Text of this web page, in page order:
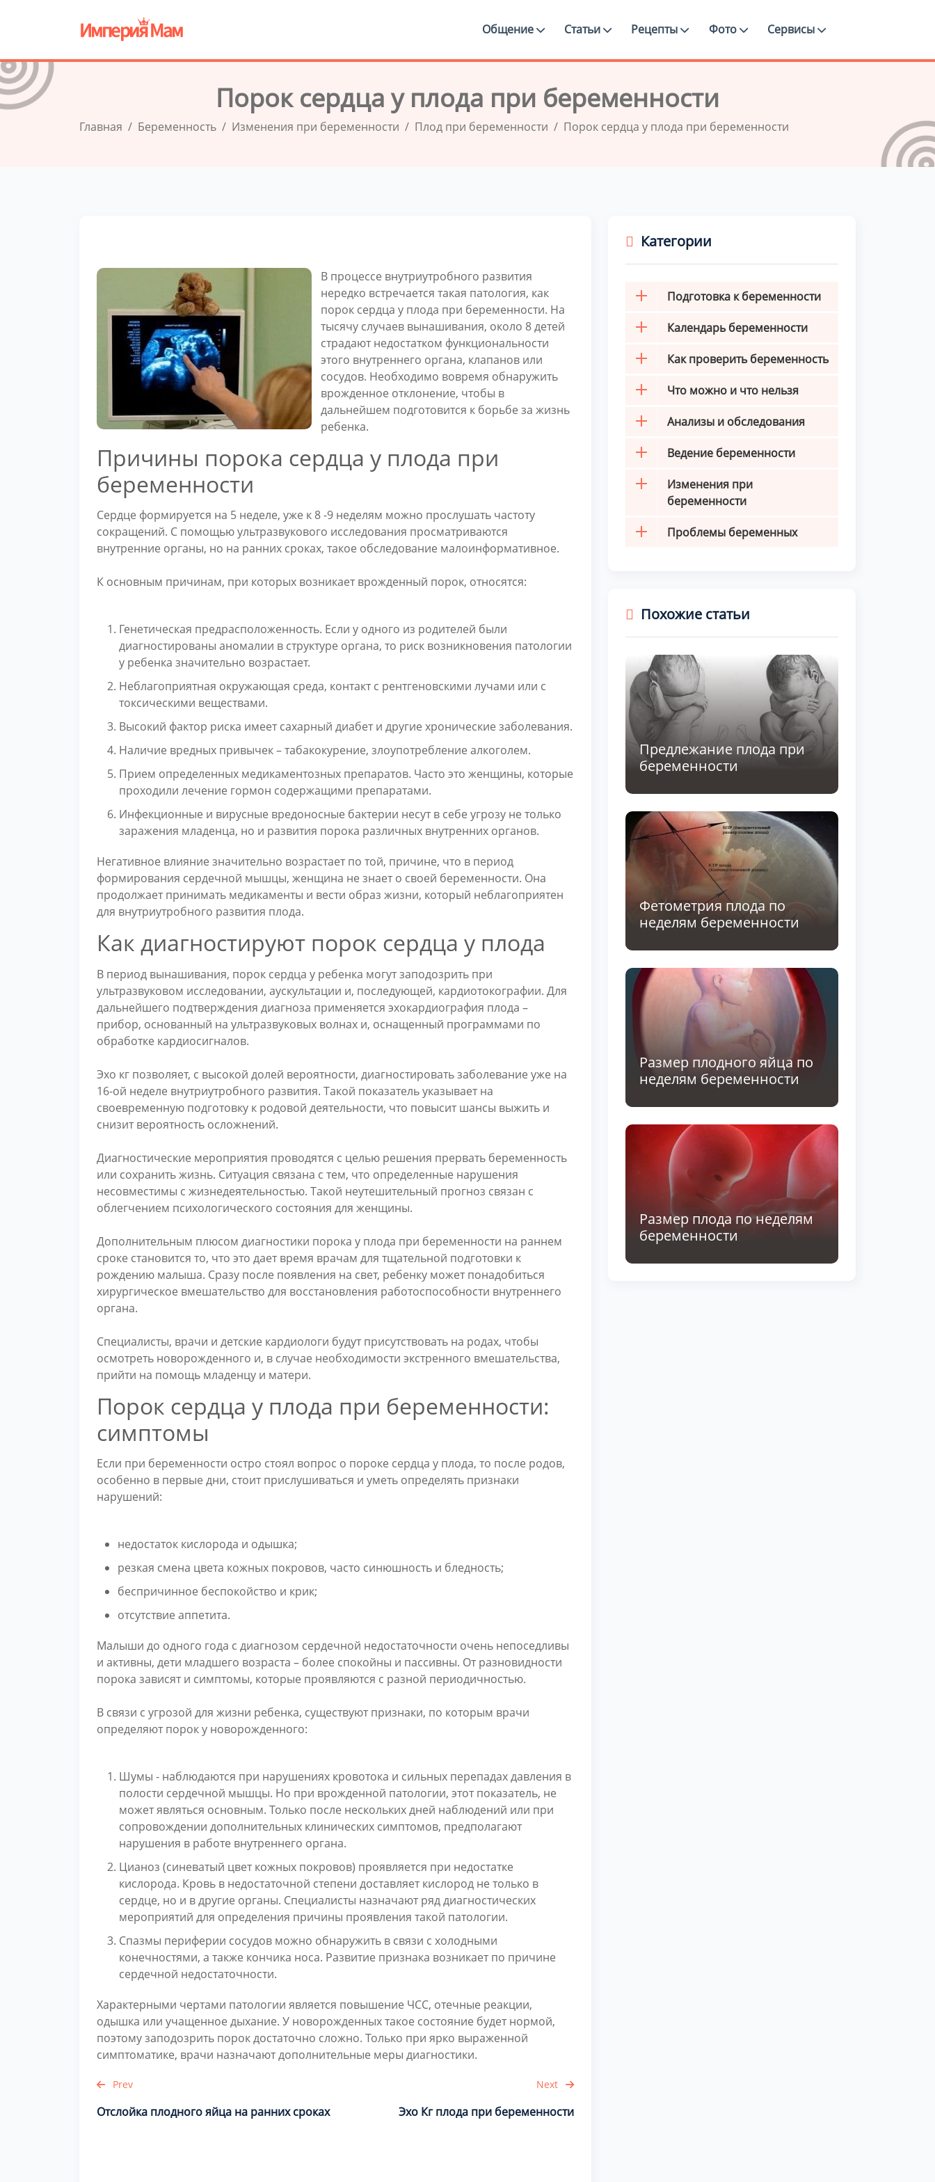
Общение Статьи Рецепты Фото Сервисы
Порок сердца у плода при беременности
Главная Беременность Изменения при беременности Плод при беременности Порок сердца у плода при беременности
В процессе внутриутробного развития
нередко встречается такая патология, как
порок сердца у плода при беременности. На
тысячу случаев вынашивания, около 8 детей
страдают недостатком функциональности
этого внутреннего органа, клапанов или
сосудов. Необходимо вовремя обнаружить
врожденное отклонение, чтобы в
дальнейшем подготовится к борьбе за жизнь
ребенка.
Причины порока сердца у плода при
беременности
Сердце формируется на 5 неделе, уже к 8 -9 неделям можно прослушать частоту
сокращений. С помощью ультразвукового исследования просматриваются
внутренние органы, но на ранних сроках, такое обследование малоинформативное.
К основным причинам, при которых возникает врожденный порок, относятся:
Генетическая предрасположенность. Если у одного из родителей были
диагностированы аномалии в структуре органа, то риск возникновения патологии
у ребенка значительно возрастает.
Неблагоприятная окружающая среда, контакт с рентгеновскими лучами или с
токсическими веществами.
Высокий фактор риска имеет сахарный диабет и другие хронические заболевания.
Наличие вредных привычек – табакокурение, злоупотребление алкоголем.
Прием определенных медикаментозных препаратов. Часто это женщины, которые
проходили лечение гормон содержащими препаратами.
Инфекционные и вирусные вредоносные бактерии несут в себе угрозу не только
заражения младенца, но и развития порока различных внутренних органов.
Негативное влияние значительно возрастает по той, причине, что в период
формирования сердечной мышцы, женщина не знает о своей беременности. Она
продолжает принимать медикаменты и вести образ жизни, который неблагоприятен
для внутриутробного развития плода.
Как диагностируют порок сердца у плода
В период вынашивания, порок сердца у ребенка могут заподозрить при
ультразвуковом исследовании, аускультации и, последующей, кардиотокографии. Для
дальнейшего подтверждения диагноза применяется эхокардиография плода –
прибор, основанный на ультразвуковых волнах и, оснащенный программами по
обработке кардиосигналов.
Эхо кг позволяет, с высокой долей вероятности, диагностировать заболевание уже на
16-ой неделе внутриутробного развития. Такой показатель указывает на
своевременную подготовку к родовой деятельности, что повысит шансы выжить и
снизит вероятность осложнений.
Диагностические мероприятия проводятся с целью решения прервать беременность
или сохранить жизнь. Ситуация связана с тем, что определенные нарушения
несовместимы с жизнедеятельностью. Такой неутешительный прогноз связан с
облегчением психологического состояния для женщины.
Дополнительным плюсом диагностики порока у плода при беременности на раннем
сроке становится то, что это дает время врачам для тщательной подготовки к
рождению малыша. Сразу после появления на свет, ребенку может понадобиться
хирургическое вмешательство для восстановления работоспособности внутреннего
органа.
Специалисты, врачи и детские кардиологи будут присутствовать на родах, чтобы
осмотреть новорожденного и, в случае необходимости экстренного вмешательства,
прийти на помощь младенцу и матери.
Порок сердца у плода при беременности:
симптомы
Если при беременности остро стоял вопрос о пороке сердца у плода, то после родов,
особенно в первые дни, стоит прислушиваться и уметь определять признаки
нарушений:
недостаток кислорода и одышка;
резкая смена цвета кожных покровов, часто синюшность и бледность;
беспричинное беспокойство и крик;
отсутствие аппетита.
Малыши до одного года с диагнозом сердечной недостаточности очень непоседливы
и активны, дети младшего возраста – более спокойны и пассивны. От разновидности
порока зависят и симптомы, которые проявляются с разной периодичностью.
В связи с угрозой для жизни ребенка, существуют признаки, по которым врачи
определяют порок у новорожденного:
Шумы - наблюдаются при нарушениях кровотока и сильных перепадах давления в
полости сердечной мышцы. Но при врожденной патологии, этот показатель, не
может являться основным. Только после нескольких дней наблюдений или при
сопровождении дополнительных клинических симптомов, предполагают
нарушения в работе внутреннего органа.
Цианоз (синеватый цвет кожных покровов) проявляется при недостатке
кислорода. Кровь в недостаточной степени доставляет кислород не только в
сердце, но и в другие органы. Специалисты назначают ряд диагностических
мероприятий для определения причины проявления такой патологии.
Спазмы периферии сосудов можно обнаружить в связи с холодными
конечностями, а также кончика носа. Развитие признака возникает по причине
сердечной недостаточности.
Характерными чертами патологии является повышение ЧСС, отечные реакции,
одышка или учащенное дыхание. У новорожденных такое состояние будет нормой,
поэтому заподозрить порок достаточно сложно. Только при ярко выраженной
симптоматике, врачи назначают дополнительные меры диагностики.
Prev
Отслойка плодного яйца на ранних сроках
Next
Эхо Кг плода при беременности
Категории
Подготовка к беременности
Календарь беременности
Как проверить беременность
Что можно и что нельзя
Анализы и обследования
Ведение беременности
Изменения при
беременности
Проблемы беременных
Похожие статьи
Предлежание плода при
беременности
Фетометрия плода по
неделям беременности
Размер плодного яйца по
неделям беременности
Размер плода по неделям
беременности